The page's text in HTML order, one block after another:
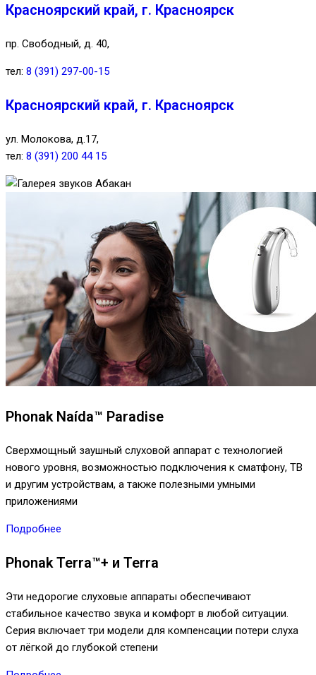
Красноярский край, г. Красноярск
пр. Свободный, д. 40,
тел: 8 (391) 297-00-15
Красноярский край, г. Красноярск
ул. Молокова, д.17,
тел: 8 (391) 200 44 15
Phonak Naída™ Paradise
Сверхмощный заушный слуховой аппарат с технологией
нового уровня, возможностью подключения к сматфону, ТВ
и другим устройствам, а также полезными умными
приложениями
Подробнее
Phonak Terra™+ и Terra
Эти недорогие слуховые аппараты обеспечивают
стабильное качество звука и комфорт в любой ситуации.
Серия включает три модели для компенсации потери слуха
от лёгкой до глубокой степени